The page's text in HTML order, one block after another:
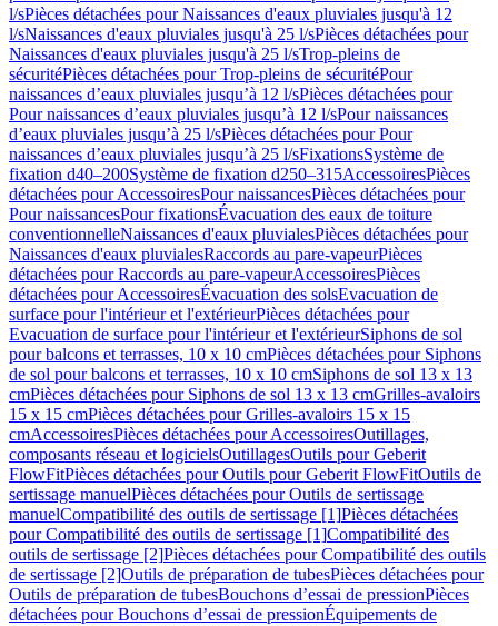
l/sPièces détachées pour Naissances d'eaux pluviales jusqu'à 12
l/sNaissances d'eaux pluviales jusqu'à 25 l/sPièces détachées pour
Naissances d'eaux pluviales jusqu'à 25 l/sTrop-pleins de
sécuritéPièces détachées pour Trop-pleins de sécuritéPour
naissances d’eaux pluviales jusqu’à 12 l/sPièces détachées pour
Pour naissances d’eaux pluviales jusqu’à 12 l/sPour naissances
d’eaux pluviales jusqu’à 25 l/sPièces détachées pour Pour
naissances d’eaux pluviales jusqu’à 25 l/sFixationsSystème de
fixation d40–200Système de fixation d250–315AccessoiresPièces
détachées pour AccessoiresPour naissancesPièces détachées pour
Pour naissancesPour fixationsÉvacuation des eaux de toiture
conventionnelleNaissances d'eaux pluvialesPièces détachées pour
Naissances d'eaux pluvialesRaccords au pare-vapeurPièces
détachées pour Raccords au pare-vapeurAccessoiresPièces
détachées pour AccessoiresÉvacuation des solsEvacuation de
surface pour l'intérieur et l'extérieurPièces détachées pour
Evacuation de surface pour l'intérieur et l'extérieurSiphons de sol
pour balcons et terrasses, 10 x 10 cmPièces détachées pour Siphons
de sol pour balcons et terrasses, 10 x 10 cmSiphons de sol 13 x 13
cmPièces détachées pour Siphons de sol 13 x 13 cmGrilles-avaloirs
15 x 15 cmPièces détachées pour Grilles-avaloirs 15 x 15
cmAccessoiresPièces détachées pour AccessoiresOutillages,
composants réseau et logicielsOutillagesOutils pour Geberit
FlowFitPièces détachées pour Outils pour Geberit FlowFitOutils de
sertissage manuelPièces détachées pour Outils de sertissage
manuelCompatibilité des outils de sertissage [1]Pièces détachées
pour Compatibilité des outils de sertissage [1]Compatibilité des
outils de sertissage [2]Pièces détachées pour Compatibilité des outils
de sertissage [2]Outils de préparation de tubesPièces détachées pour
Outils de préparation de tubesBouchons d’essai de pressionPièces
détachées pour Bouchons d’essai de pressionÉquipements de